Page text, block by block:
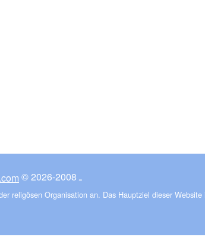
© ـ 2008-2026
religösen Organisation an. Das Hauptziel dieser